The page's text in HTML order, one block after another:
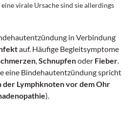
virale Ursache sind sie allerdings
in Verbindung
auf. Häufige Begleitsymptome
Schnupfenoder Fieber
eine Bindehautentzündung spricht
der Lymphknoten vor dem Ohr
).